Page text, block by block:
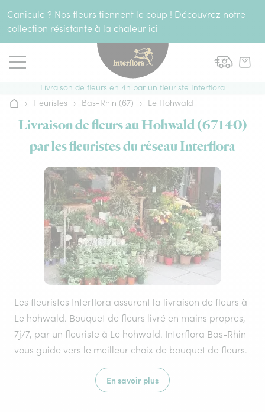
Canicule ? Nos fleurs tiennent le coup ! Découvrez notre
collection résistante à la chaleur ici
Livraison de fleurs en 4h par un fleuriste Interflora
Accueil
› Fleuristes › Bas-Rhin (67) › Le Hohwald
Livraison de fleurs au Hohwald (67140)
par les fleuristes du réseau Interflora
Les fleuristes Interflora assurent la livraison de fleurs à
Le hohwald. Bouquet de fleurs livré en mains propres,
7j/7, par un fleuriste à Le hohwald. Interflora Bas-Rhin
vous guide vers le meilleur choix de bouquet de fleurs.
En savoir plus